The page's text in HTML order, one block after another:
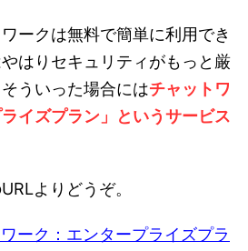
ークは無料で簡単に利用でき
はりセキュリティがもっと厳
ういった場合にはチャットワ
イズプラン」というサービス
よりどうぞ。
ーク：エンタープライズプラ